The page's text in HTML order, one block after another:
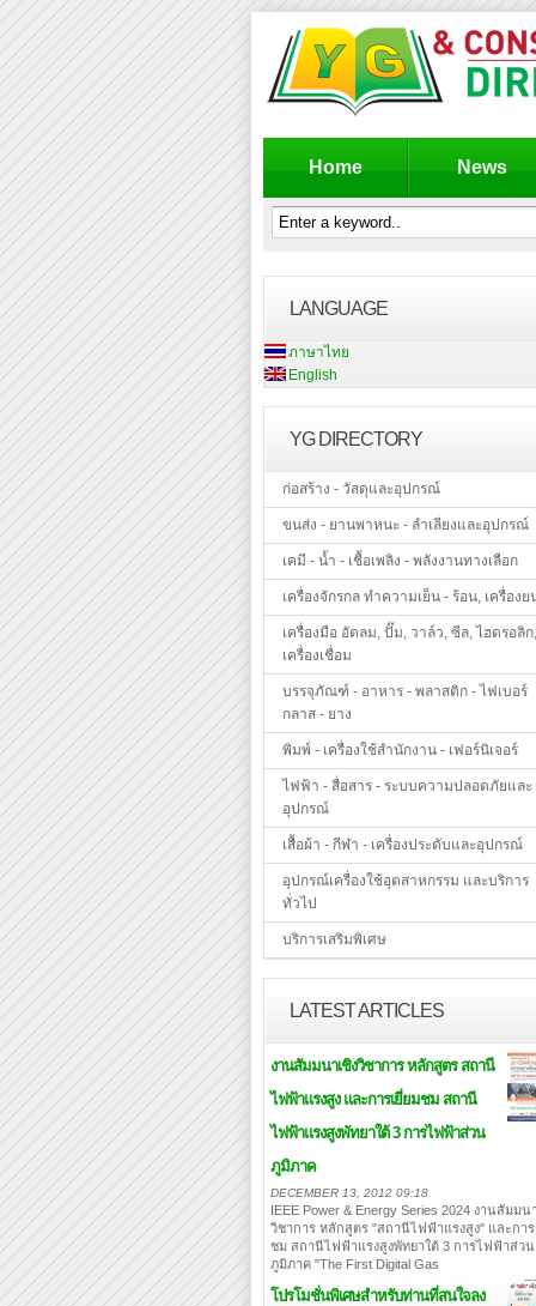
Home News
LANGUAGE
ภาษาไทย
English
YG DIRECTORY
ก่อสร้าง - วัสดุและอุปกรณ์
ขนส่ง - ยานพาหนะ - ลำเลียงและอุปกรณ์
เคมี - น้ำ - เชื้อเพลิง - พลังงานทางเลือก
เครื่องจักรกล ทำความเย็น - ร้อน, เครื่องย
เครื่องมือ อัดลม, ปั๊ม, วาล์ว, ซีล, ไฮดรอลิก,
เครื่องเชื่อม
บรรจุภัณฑ์ - อาหาร - พลาสติก - ไฟเบอร์
กลาส - ยาง
พิมพ์ - เครื่องใช้สำนักงาน - เฟอร์นิเจอร์
ไฟฟ้า - สื่อสาร - ระบบความปลอดภัยและ
อุปกรณ์
เสื้อผ้า - กีฬา - เครื่องประดับและอุปกรณ์
อุปกรณ์เครื่องใช้อุตสาหกรรม และบริการ
ทั่วไป
บริการเสริมพิเศษ
LATEST ARTICLES
งานสัมมนาเชิงวิชาการ หลักสูตร สถานี
ไฟฟ้าแรงสูง และการเยี่ยมชม สถานี
ไฟฟ้าแรงสูงพัทยาใต้ 3 การไฟฟ้าส่วน
ภูมิภาค
DECEMBER 13, 2012 09:18
IEEE Power & Energy Series 2024 งานสัมมน
วิชาการ หลักสูตร "สถานีไฟฟ้าแรงสูง" และการ
ชม สถานีไฟฟ้าแรงสูงพัทยาใต้ 3 การไฟฟ้าส่วน
ภูมิภาค "The First Digital Gas
โปรโมชั่นพิเศษสำหรับท่านที่สนใจลง